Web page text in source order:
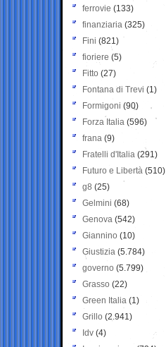
ferrovie (133)
finanziaria (325)
Fini (821)
fioriere (5)
Fitto (27)
Fontana di Trevi (1)
Formigoni (90)
Forza Italia (596)
frana (9)
Fratelli d'Italia (291)
Futuro e Libertà (510)
g8 (25)
Gelmini (68)
Genova (542)
Giannino (10)
Giustizia (5.784)
governo (5.799)
Grasso (22)
Green Italia (1)
Grillo (2.941)
Idv (4)